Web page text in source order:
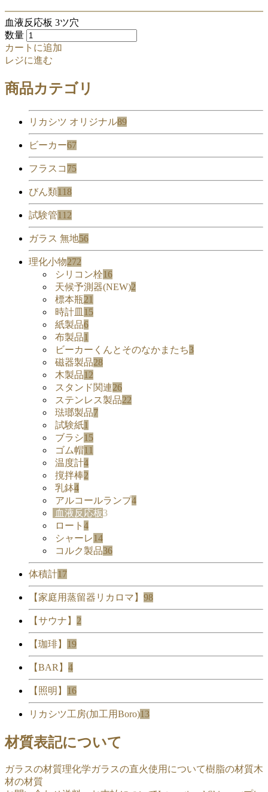
血液反応板 3ツ穴
数量
カートに追加
レジに進む
商品カテゴリ
リカシツ オリジナル89
ビーカー67
フラスコ 75
びん類118
試験管112
ガラス 無地56
理化小物272
シリコン栓16
天候予測器(NEW)2
標本瓶21
時計皿 15
紙製品6
布製品1
ビーカーくんとそのなかまたち3
磁器製品28
木製品12
スタンド関連26
ステンレス製品22
琺瑯製品7
試験紙1
ブラシ15
ゴム帽11
温度計4
撹拌棒2
乳鉢4
アルコールランプ4
血液反応板3
ロート 4
シャーレ 14
コルク製品36
体積計17
【家庭用蒸留器リカロマ】 98
【サウナ】 2
【珈琲】 19
【BAR】 4
【照明】 16
リカシツ工房(加工用Boro)13
材質表記について
ガラスの材質理化学ガラスの直火使用について樹脂の材質木
材の材質